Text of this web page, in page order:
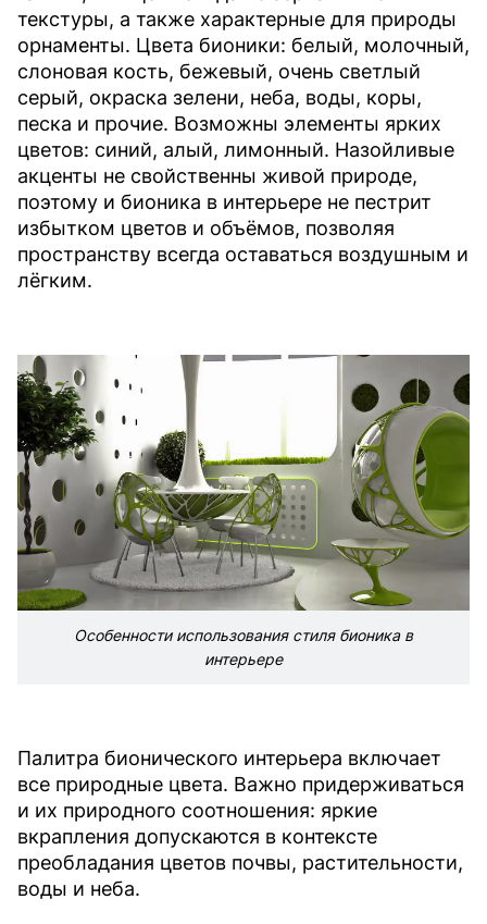
текстуры, а также характерные для природы
орнаменты. Цвета бионики: белый, молочный,
слоновая кость, бежевый, очень светлый
серый, окраска зелени, неба, воды, коры,
песка и прочие. Возможны элементы ярких
цветов: синий, алый, лимонный. Назойливые
акценты не свойственны живой природе,
поэтому и бионика в интерьере не пестрит
избытком цветов и объёмов, позволяя
пространству всегда оставаться воздушным и
лёгким.
Особенности использования стиля бионика в
интерьере
Палитра бионического интерьера включает
все природные цвета. Важно придерживаться
и их природного соотношения: яркие
вкрапления допускаются в контексте
преобладания цветов почвы, растительности,
воды и неба.